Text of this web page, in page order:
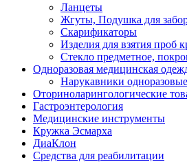
Ланцеты
Жгуты, Подушка для
Скарификаторы
Изделия для взятия проб
Стекло предметное,
Одноразовая медицинская
Нарукавники
Оториноларингологические
Гастроэнтерология
Медицинские инструменты
Кружка Эсмарха
ДиаКлон
Средства для реабилитации